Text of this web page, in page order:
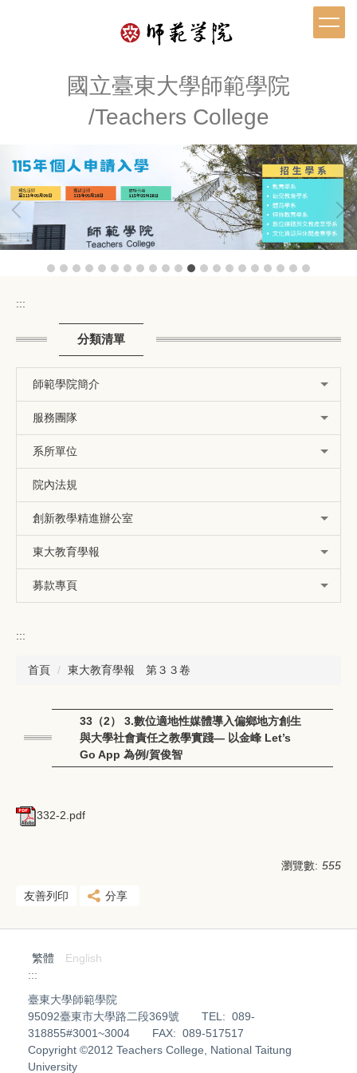
國立臺東大學師範學院
/Teachers College
:::
分類清單
師範學院簡介
服務團隊
系所單位
院內法規
創新教學精進辦公室
東大教育學報
募款專頁
:::
首頁 東大教育學報 第３３卷
33（2） 3.數位適地性媒體導入偏鄉地方創生
與大學社會責任之教學實踐— 以金峰 Let’s
Go App 為例/賀俊智
332-2.pdf
瀏覽數: 555
友善列印 分享
繁體
English
:::
臺東大學師範學院
95092臺東市大學路二段369號 TEL: 089-
318855#3001~3004 FAX: 089-517517
Copyright ©2012 Teachers College, National Taitung
University